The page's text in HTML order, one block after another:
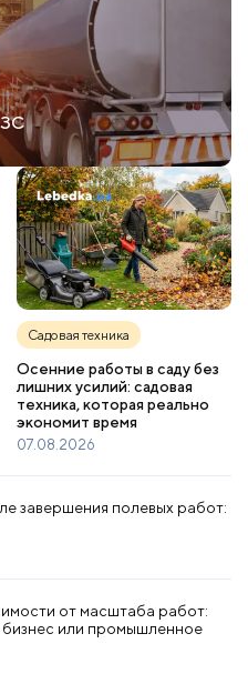
Садовая техника
Осенние работы в саду без
лишних усилий: садовая
техника, которая реально
экономит время
07.08.2026
завершения полевых работ:
от масштаба работ:
бизнес или промышленное